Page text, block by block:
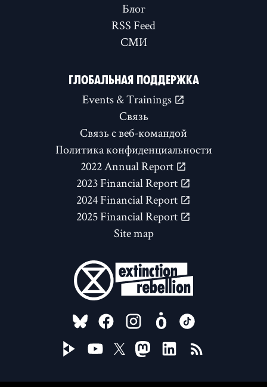
Блог
RSS Feed
СМИ
ГЛОБАЛЬНАЯ ПОДДЕРЖКА
Events & Trainings
Связь
Связь с веб-командой
Политика конфиденциальности
2022 Annual Report
2023 Financial Report
2024 Financial Report
2025 Financial Report
Site map
FOLLOW US ON